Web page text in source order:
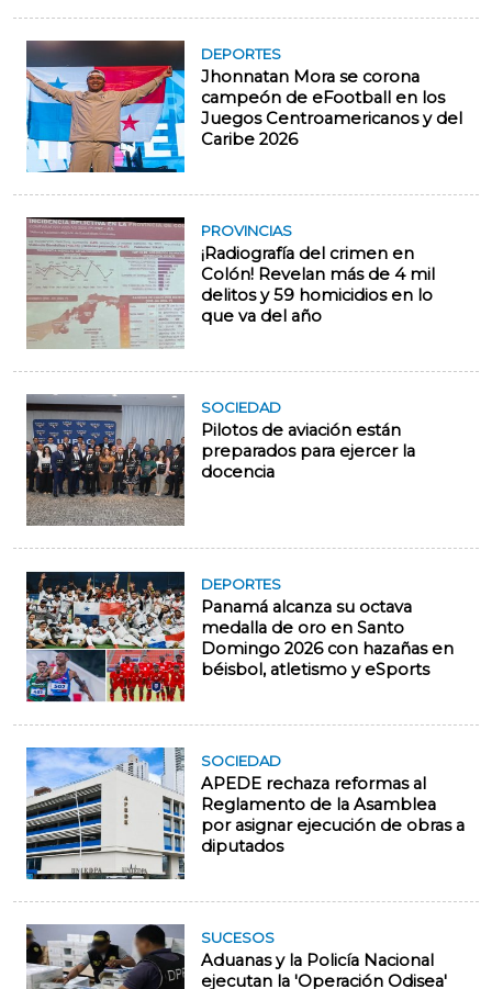
DEPORTES
Jhonnatan Mora se corona
campeón de eFootball en los
Juegos Centroamericanos y del
Caribe 2026
PROVINCIAS
¡Radiografía del crimen en
Colón! Revelan más de 4 mil
delitos y 59 homicidios en lo
que va del año
SOCIEDAD
Pilotos de aviación están
preparados para ejercer la
docencia
DEPORTES
Panamá alcanza su octava
medalla de oro en Santo
Domingo 2026 con hazañas en
béisbol, atletismo y eSports
SOCIEDAD
APEDE rechaza reformas al
Reglamento de la Asamblea
por asignar ejecución de obras a
diputados
SUCESOS
Aduanas y la Policía Nacional
ejecutan la 'Operación Odisea'